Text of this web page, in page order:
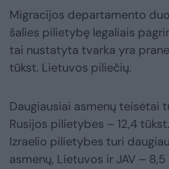
Migracijos departamento
šalies pilietybę legaliais
tai nustatyta tvarka yra
tūkst. Lietuvos piliečių.
Daugiausiai asmenų teisėtai
Rusijos pilietybes – 12,4
Izraelio pilietybes turi
asmenų, Lietuvos ir JAV –